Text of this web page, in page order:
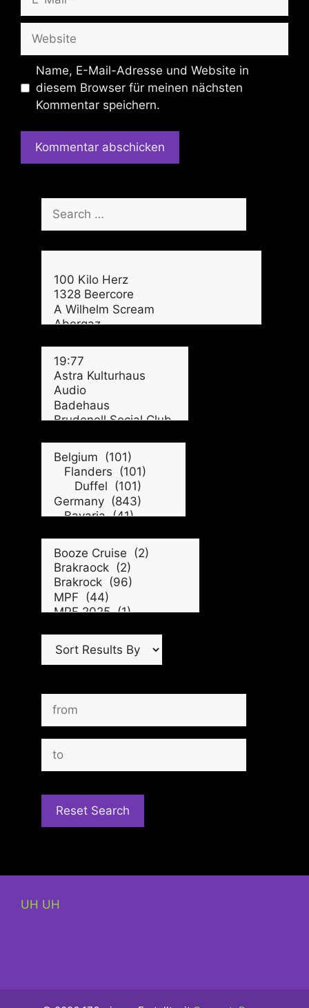
Mail
Name, E-Mail-Adresse und Website in
diesem Browser für meinen nächsten
Kommentar speichern.
UH UH